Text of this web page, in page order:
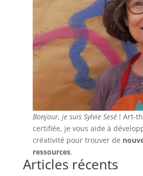
Bonjour, je suis Sylvie Sesé! Art-
certifiée, je vous aide à
créativité pour trouver de
ressources.
Articles récents